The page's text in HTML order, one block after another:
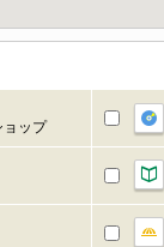
ョップ